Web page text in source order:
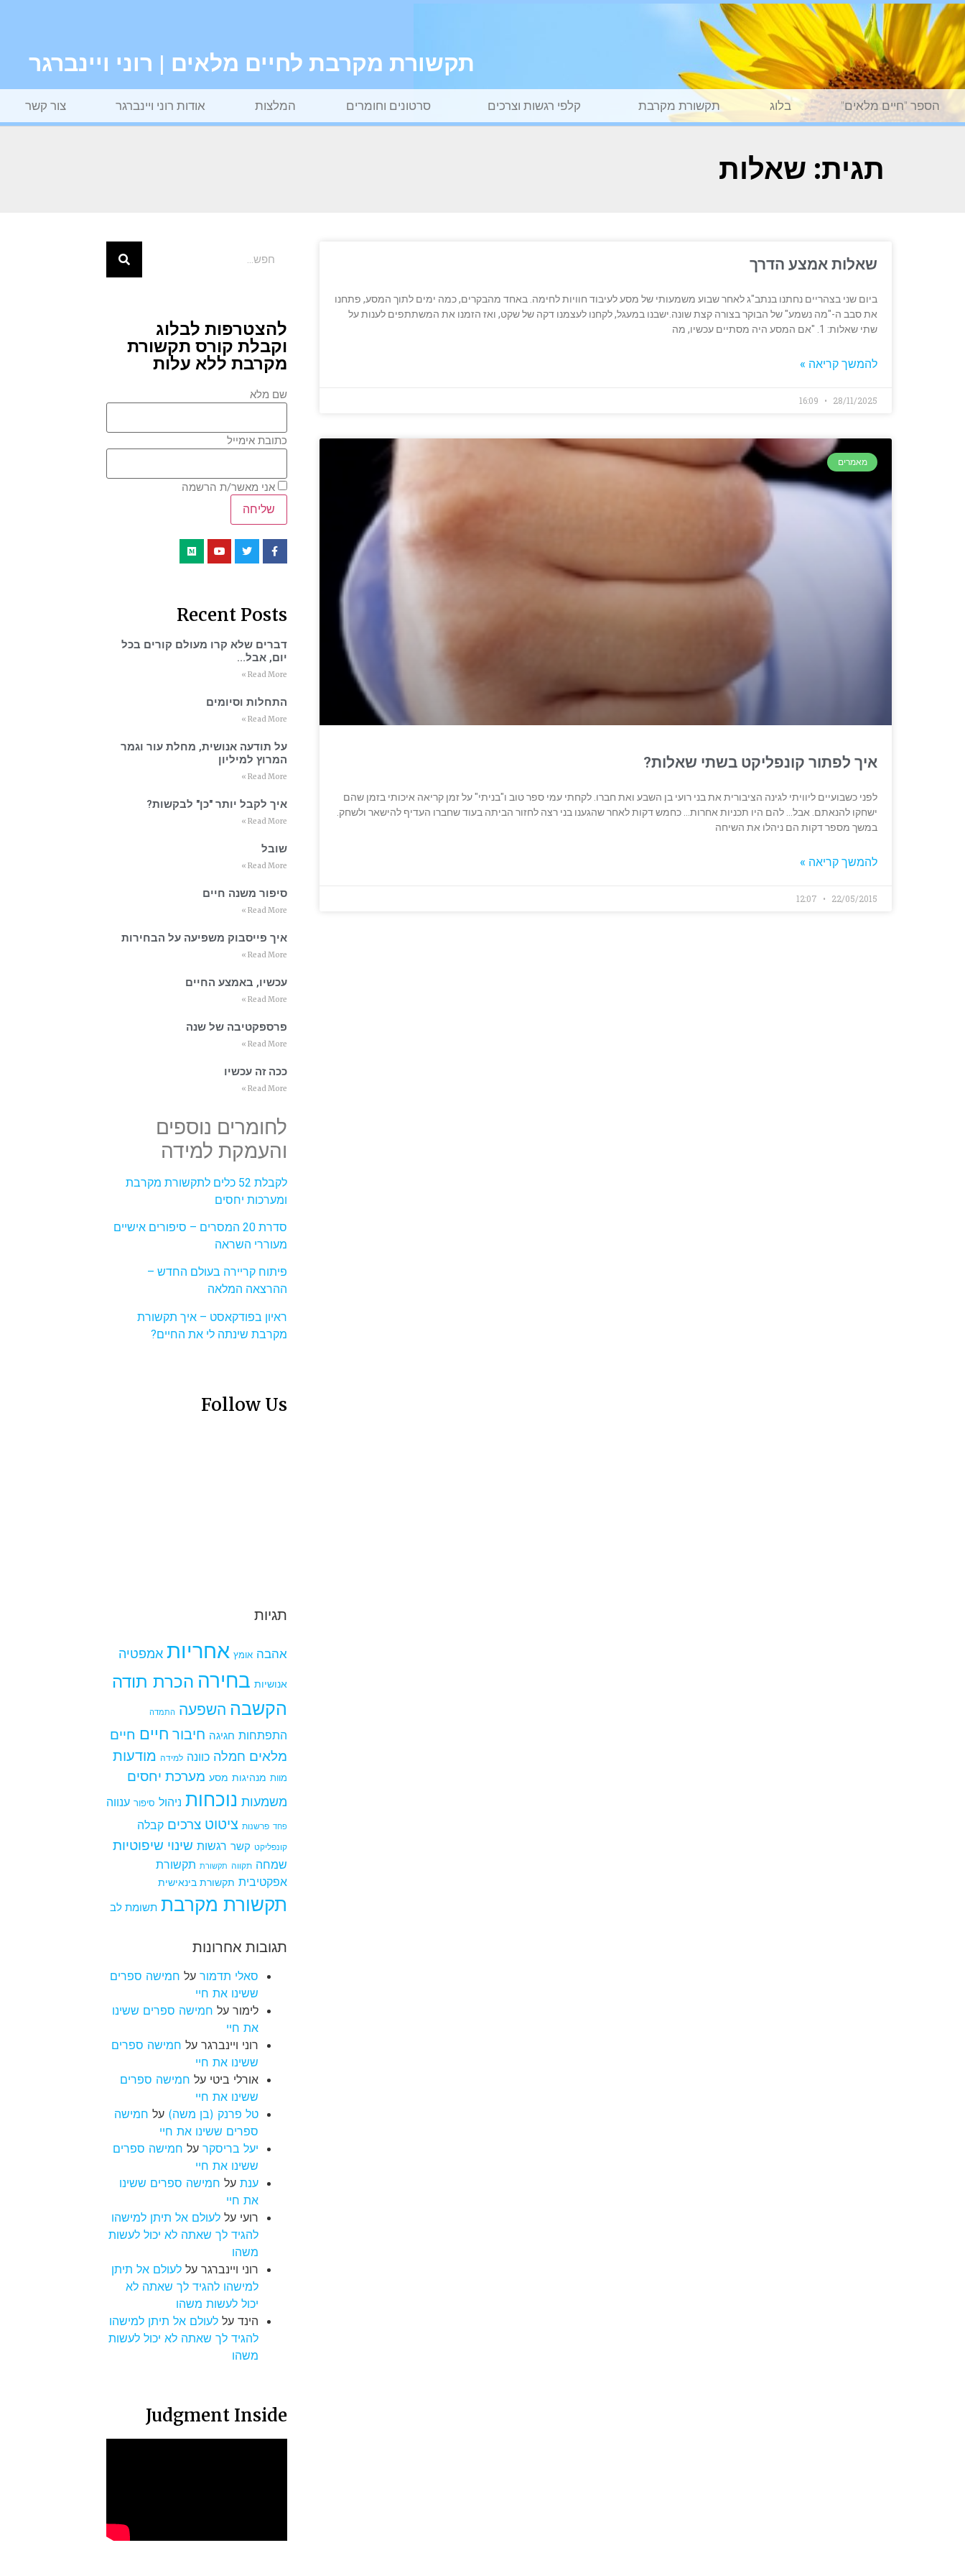
תקשורת מקרבת לחיים מלאים | רוני ויינברגר
הספר "חיים מלאים" בלוג תקשורת מקרבת קלפי רגשות וצרכים סרטונים וחומרים המלצות אודות רוני ויינברגר צור קשר
תגית: שאלות
שאלות אמצע הדרך
ביום שני בצהריים נחתנו בנתב"ג לאחר שבוע משמעותי של מסע לעיבוד חוויות לחימה. באחד מהבקרים, כמה ימים לתוך המסע, פתחנו
את סבב ה-"מה נשמע" של הבוקר בצורה קצת שונה.ישבנו במעגל, לקחנו לעצמנו דקה של שקט, ואז הזמנו את המשתתפים לענות על
שתי שאלות: 1. "אם המסע היה מסתיים עכשיו, מה
להמשך קריאה »
28/11/2025
מאמרים
איך לפתור קונפליקט בשתי שאלות?
לפני כשבועיים ליוויתי לגינה הציבורית את בני רועי בן השבע ואת חברו. לקחתי עמי ספר טוב ו"בניתי" על זמן קריאה איכותי בזמן שהם
ישחקו להנאתם. אבל… להם היו תכניות אחרות… כחמש דקות לאחר שהגענו בני רצה לחזור הביתה בעוד שחברו העדיף להישאר ולשחק.
במשך מספר דקות הם ניהלו את השיחה
להמשך קריאה »
22/05/2015
להצטרפות לבלוג
וקבלת קורס תקשורת
מקרבת ללא עלות
שם מלא
כתובת אימייל
אני מאשר/ת הרשמה
Recent Posts
דברים שלא קרו מעולם קורים בכל
יום, אבל…
Read More »
התחלות וסיומים
Read More »
על תודעה אנושית, מחלת עור וגמר
המרוץ למיליון
Read More »
איך לקבל יותר "כן" לבקשות?
Read More »
שובל
Read More »
סיפור משנה חיים
Read More »
איך פייסבוק משפיעה על הבחירות
Read More »
עכשיו, באמצע החיים
Read More »
פרספקטיבה של שנה
Read More »
ככה זה עכשיו
Read More »
לחומרים נוספים
והעמקת למידה
לקבלת 52 כלים לתקשורת מקרבת
ומערכות יחסים
סדרת 20 המסרים – סיפורים אישיים
מעוררי השראה
פיתוח קריירה בעולם החדש –
ההרצאה המלאה
ראיון בפודקאסט – איך תקשורת
מקרבת שינתה לי את החיים?
Follow Us
תגיות
אהבה אומץ אחריות אמפטיה
אנושיות בחירה הכרת תודה
הקשבה השפעה התמדה
התפתחות חגיגה חיבור חיים חיים
מלאים חמלה כוונה למידה מודעות
מוות מנהיגות מסע מערכת יחסים
משמעות נוכחות ניהול סיפור ענווה
פחד פרשנות ציטוט צרכים קבלה
קונפליקט קשר רגשות שינוי שיפוטיות
שמחה תקווה תקשורת תקשורת
אפקטיבית תקשורת בינאישית
תקשורת מקרבת תשומת לב
תגובות אחרונות
סאלי תדמור על חמישה ספרים
ששינו את חיי
לימור על חמישה ספרים ששינו
את חיי
רוני ויינברגר על חמישה ספרים
ששינו את חיי
אורלי ביטי על חמישה ספרים
ששינו את חיי
טל פרנק (בן משה) על חמישה
ספרים ששינו את חיי
יעל בריסקר על חמישה ספרים
ששינו את חיי
ענת על חמישה ספרים ששינו
את חיי
רועי עללעולם אל תיתן למישהו
להגיד לך שאתה לא יכול לעשות
משהו
רוני ויינברגר עללעולם אל תיתן
למישהו להגיד לך שאתה לא
יכול לעשות משהו
הינד עללעולם אל תיתן למישהו
להגיד לך שאתה לא יכול לעשות
משהו
Judgment Inside